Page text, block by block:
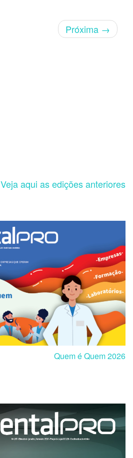
Próxima →
Veja aqui as edições anteriores
Quem é Quem 2026